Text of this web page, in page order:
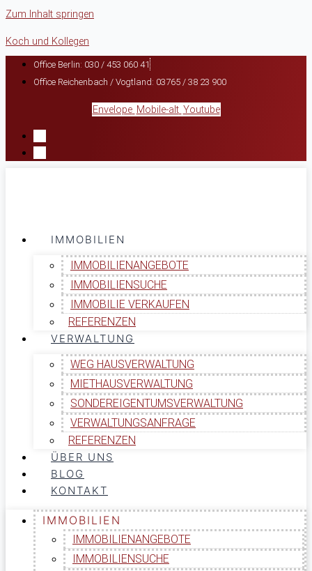
Zum Inhalt springen
Koch und Kollegen
Office Berlin: 030 / 453 060 41
Office Reichenbach / Vogtland: 03765 / 38 23 900
Envelope Mobile-alt Youtube
IMMOBILIEN
IMMOBILIENANGEBOTE
IMMOBILIENSUCHE
IMMOBILIE VERKAUFEN
REFERENZEN
VERWALTUNG
WEG HAUSVERWALTUNG
MIETHAUSVERWALTUNG
SONDEREIGENTUMSVERWALTUNG
VERWALTUNGSANFRAGE
REFERENZEN
ÜBER UNS
BLOG
KONTAKT
IMMOBILIEN
IMMOBILIENANGEBOTE
IMMOBILIENSUCHE